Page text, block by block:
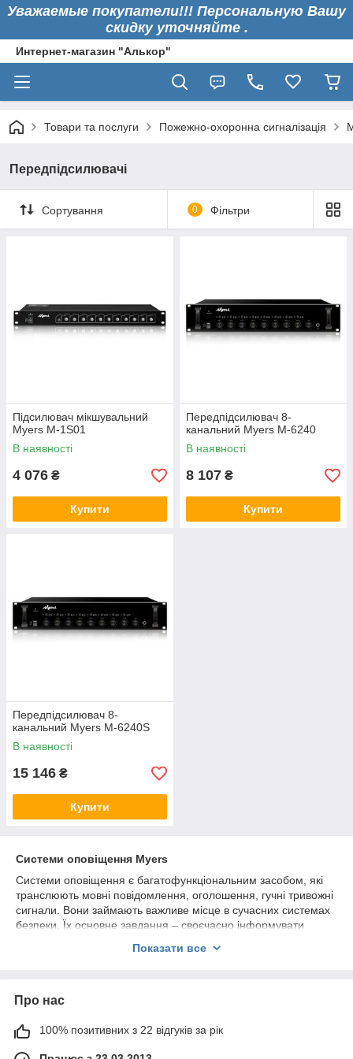
Уважаемые покупатели!!! Персональную Вашу
скидку уточняйте .
Интернет-магазин "Алькор"
Товари та послуги Пожежно-охоронна сигналізація
Передпідсилювачі
Сортування 0 Фільтри
Підсилювач мікшувальний
Myers M-1S01
В наявності
4 076 ₴
Купити
Передпідсилювач 8-
канальний Myers M-6240
В наявності
8 107 ₴
Купити
Передпідсилювач 8-
канальний Myers M-6240S
В наявності
15 146 ₴
Купити
Системи оповіщення Myers
Системи оповіщення є багатофункціональним засобом, які
транслюють мовні повідомлення, оголошення, гучні тривожні
сигнали. Вони займають важливе місце в сучасних системах
безпеки. Їх основне завдання – своєчасно інформувати
спортивних споруд, вокзалів, аеропортів тощо про виниклу
До основним функціональним можливостям систем
Показати все
Про нас
100% позитивних з 22 відгуків за рік